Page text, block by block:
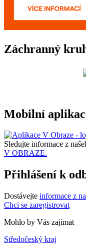
Záchranný
Mobilní
Sledujte informace z
V OBRAZE.
Přihlášení k
Dostávejte informace z
Chci se zaregistrovat
Mohlo by Vás zajímat
Středočeský kraj